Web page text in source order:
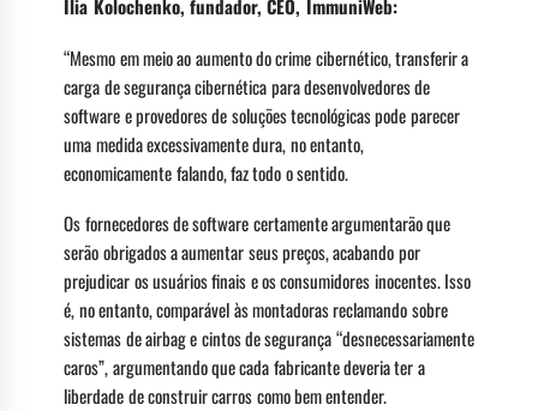
Ilia Kolochenko, fundador, CEO, ImmuniWeb:
“Mesmo em meio ao aumento do crime cibernético, transferir a
carga de segurança cibernética para desenvolvedores de
software e provedores de soluções tecnológicas pode parecer
uma medida excessivamente dura, no entanto,
economicamente falando, faz todo o sentido.
Os fornecedores de software certamente argumentarão que
serão obrigados a aumentar seus preços, acabando por
prejudicar os usuários finais e os consumidores inocentes. Isso
é, no entanto, comparável às montadoras reclamando sobre
sistemas de airbag e cintos de segurança “desnecessariamente
caros”, argumentando que cada fabricante deveria ter a
liberdade de construir carros como bem entender.